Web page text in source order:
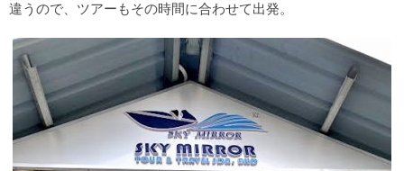
違うので、ツアーもその時間に合わせて出発。